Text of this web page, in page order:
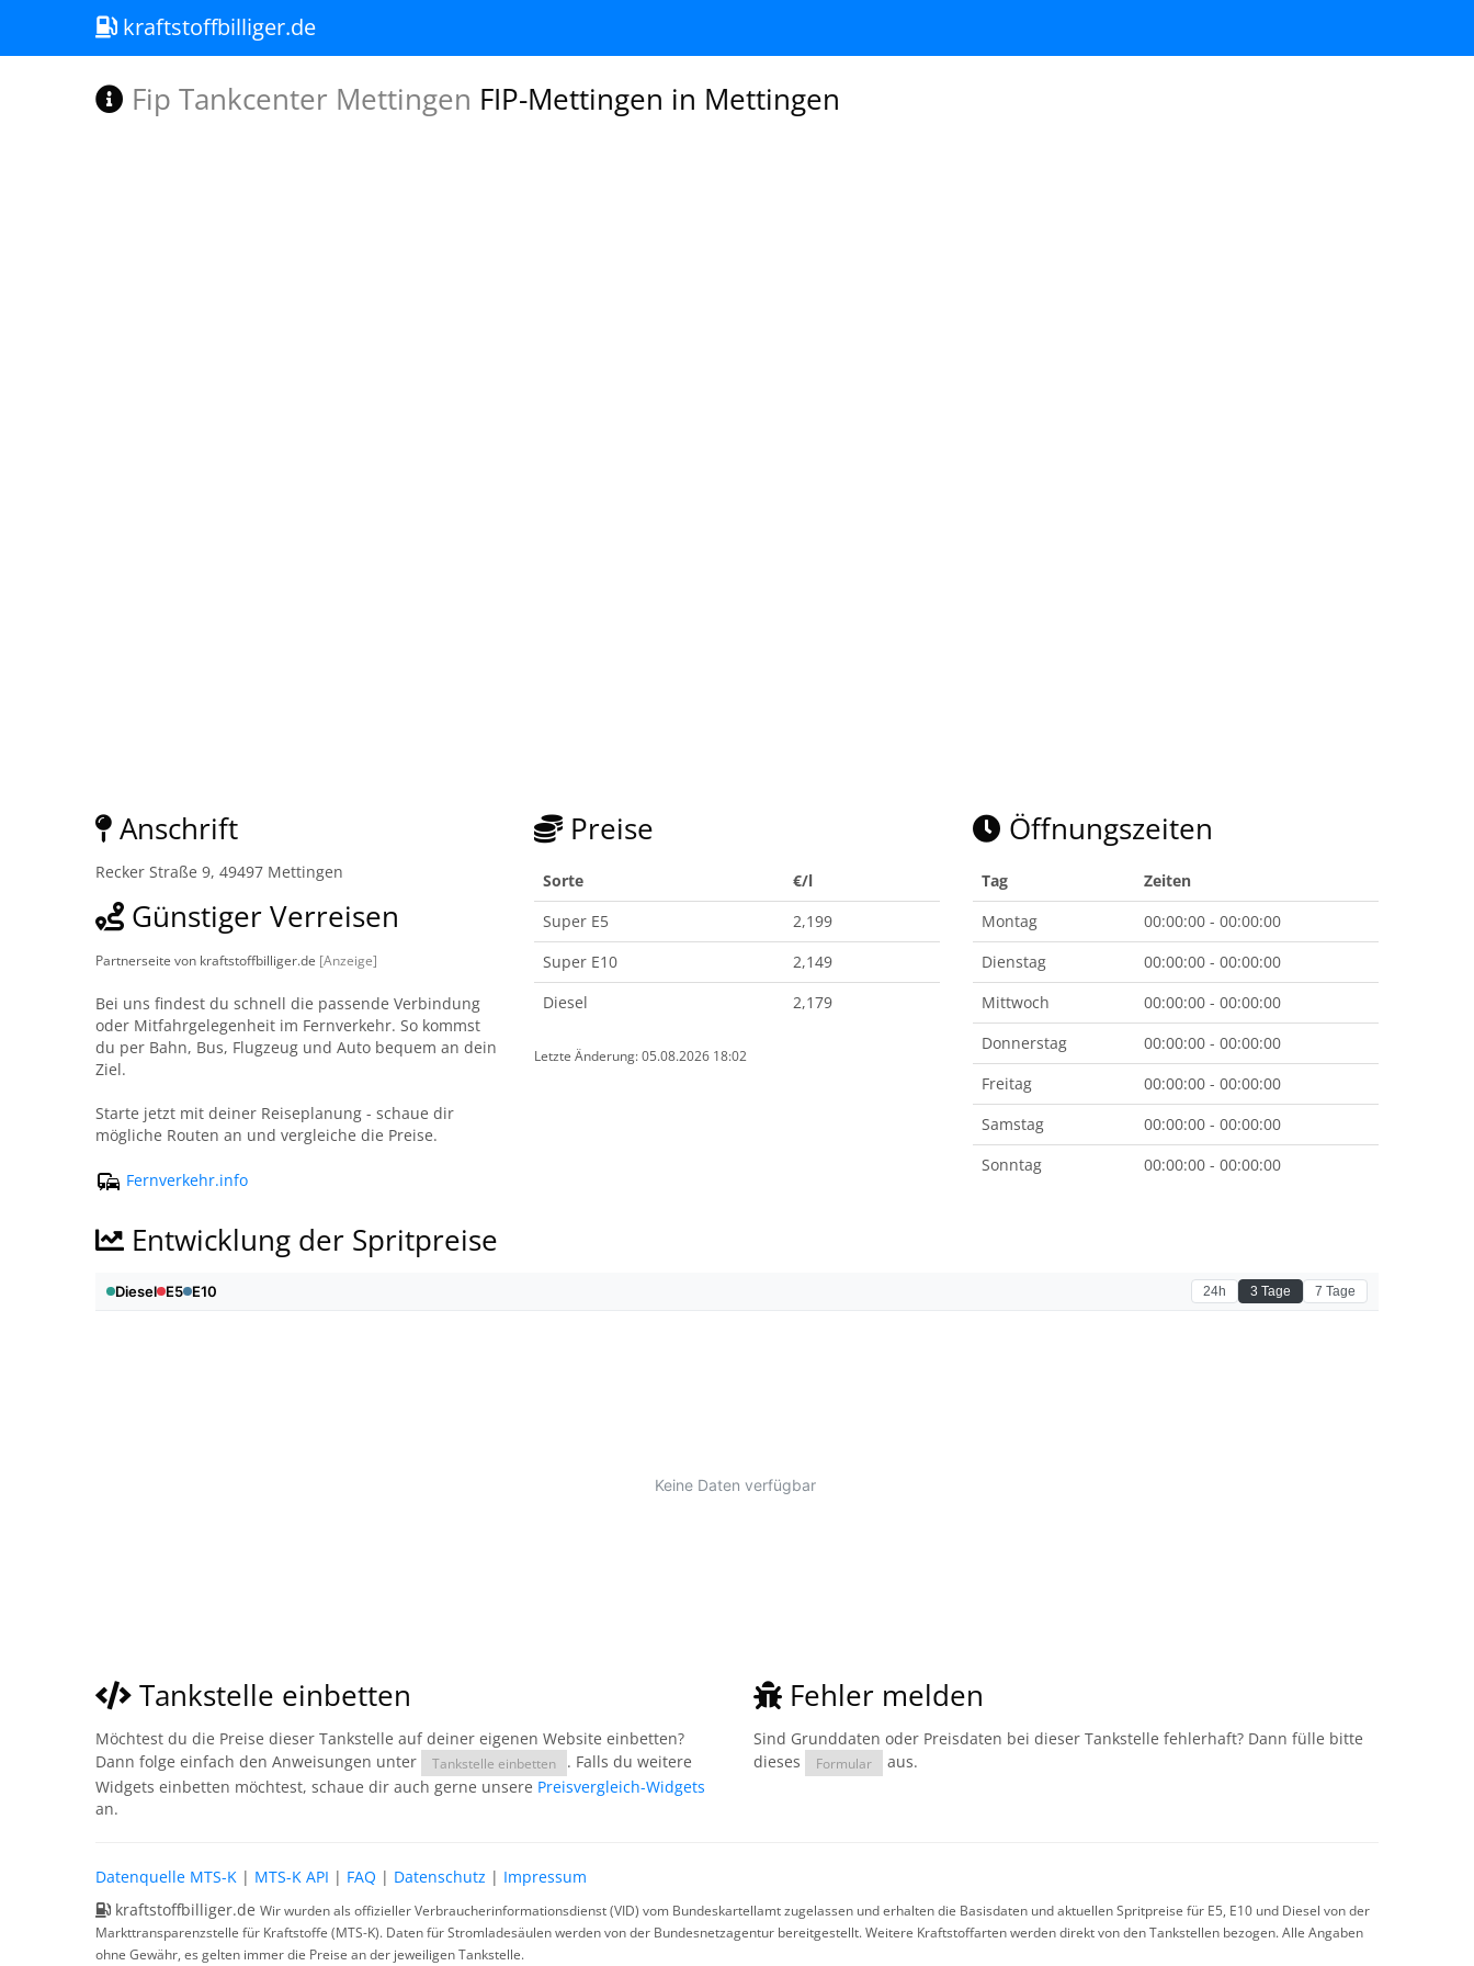
kraftstoffbilliger.de
Fip Tankcenter Mettingen FIP-Mettingen in Mettingen
Anschrift
Recker Straße 9, 49497 Mettingen
Günstiger Verreisen
Partnerseite von kraftstoffbilliger.de [Anzeige]
Bei uns findest du schnell die passende Verbindung
oder Mitfahrgelegenheit im Fernverkehr. So kommst
du per Bahn, Bus, Flugzeug und Auto bequem an dein
Ziel.
Starte jetzt mit deiner Reiseplanung - schaue dir
mögliche Routen an und vergleiche die Preise.
Fernverkehr.info
Preise
Sorte
€/l
Super E5
2,199
Super E10
2,149
Diesel
2,179
Letzte Änderung: 05.08.2026 18:02
Öffnungszeiten
Tag
Zeiten
Montag
00:00:00 - 00:00:00
Dienstag
00:00:00 - 00:00:00
Mittwoch
00:00:00 - 00:00:00
Donnerstag
00:00:00 - 00:00:00
Freitag
00:00:00 - 00:00:00
Samstag
00:00:00 - 00:00:00
Sonntag
00:00:00 - 00:00:00
Entwicklung der Spritpreise
Tankstelle einbetten
Möchtest du die Preise dieser Tankstelle auf deiner eigenen Website einbetten?
Dann folge einfach den Anweisungen unter
Tankstelle einbetten
. Falls du weitere
Widgets einbetten möchtest, schaue dir auch gerne unsere Preisvergleich-Widgets
an.
Fehler melden
Sind Grunddaten oder Preisdaten bei dieser Tankstelle fehlerhaft? Dann fülle bitte
dieses
Formular aus.
Datenquelle MTS-K | MTS-K API | FAQ | Datenschutz | Impressum
kraftstoffbilliger.de Wir wurden als offizieller Verbraucherinformationsdienst (VID) vom Bundeskartellamt zugelassen und erhalten die Basisdaten und aktuellen Spritpreise für E5, E10 und Diesel von der
Markttransparenzstelle für Kraftstoffe (MTS-K). Daten für Stromladesäulen werden von der Bundesnetzagentur bereitgestellt. Weitere Kraftstoffarten werden direkt von den Tankstellen bezogen. Alle Angaben
ohne Gewähr, es gelten immer die Preise an der jeweiligen Tankstelle.